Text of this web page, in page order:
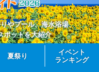
やプール、海水浴場、
ポットを大紹介
夏祭り
イベント
ランキング